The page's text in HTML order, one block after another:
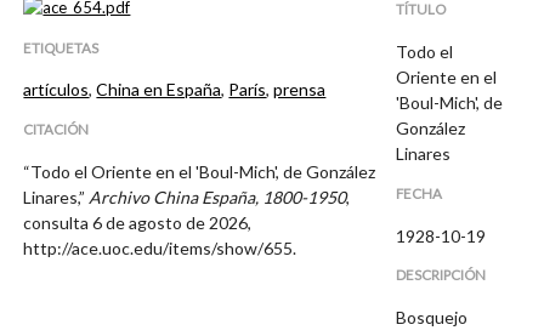
ETIQUETAS
artículos,China en España, París,prensa
CITACIÓN
“Todo el Oriente en el 'Boul-Mich', de González
Linares,” Archivo China España, 1800-1950,
consulta 6 de agosto de 2026,
http://ace.uoc.edu/items/show/655.
TÍTULO
Todo el
Oriente en el
'Boul-Mich', de
González
Linares
FECHA
1928-10-19
DESCRIPCIÓN
Bosquejo